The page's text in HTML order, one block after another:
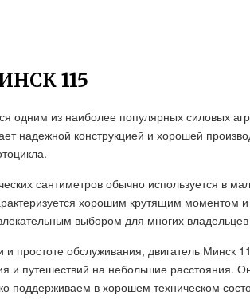
115
одним из наиболее популярных силовых
надежной конструкцией и хорошей
сантиметров обычно используется в
хорошим крутящим моментом
выбором для многих
и простоте обслуживания, двигатель Минск
и путешествий на небольшие расстояния.
поддерживаем в хорошем техническом